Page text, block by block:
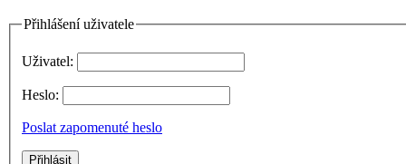
Přihlášení uživatele
Uživatel:
Heslo:
Poslat zapomenuté heslo